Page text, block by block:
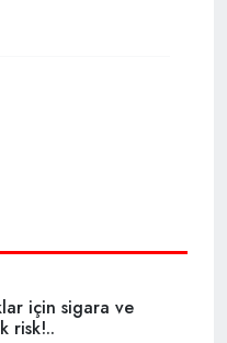
için sigara ve
risk!..